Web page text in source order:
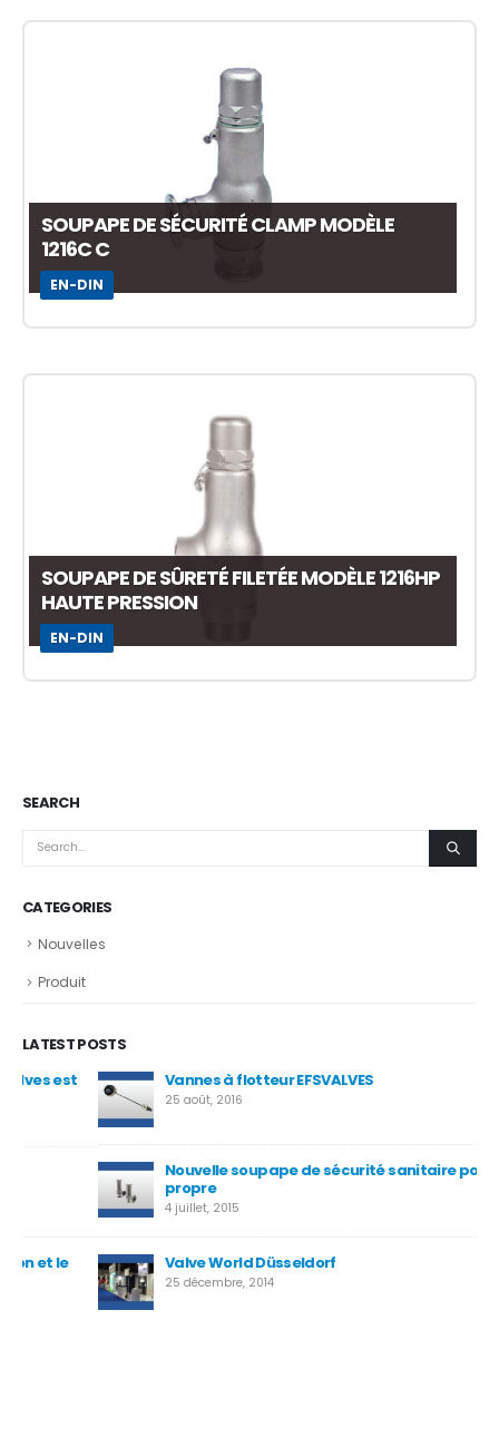
SOUPAPE DE SÉCURITÉ CLAMP MODÈLE
1216C C
EN-DIN
SOUPAPE DE SÛRETÉ FILETÉE MODÈLE 1216HP
HAUTE PRESSION
EN-DIN
SEARCH
CATEGORIES
Nouvelles
Produit
LATEST POSTS
Vannes à flotteur EFSVALVES
25 août, 2016
Nouvelle soupape de sécurité sanitaire pour service
propre
4 juillet, 2015
Valve World Düsseldorf
25 décembre, 2014